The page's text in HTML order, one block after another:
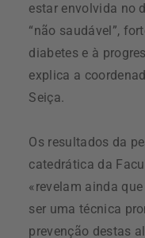
estar envolvida no
“não saudável”,
diabetes e à
explica a
Seiça.
Os resultados da
catedrática da
«revelam ainda
ser uma técnica
prevenção destas